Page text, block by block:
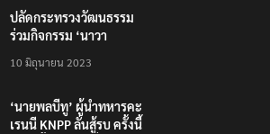
ปลัดกระทรวงวัฒนธรรม
ร่วมกิจกรรม ‘นาวา
ตักบาตรทางน้ำ
10 มิถุนายน 2023
‘นายพลบีทู’ ผู้นำทหารคะ
เรนนี KNPP ลั่นสู้รบ ครั้งนี้